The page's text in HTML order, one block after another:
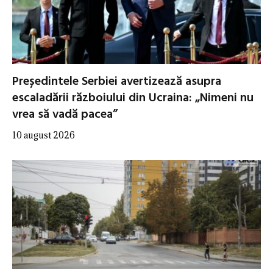
Președintele Serbiei avertizează asupra
escaladării războiului din Ucraina: „Nimeni nu
vrea să vadă pacea”
10 august 2026